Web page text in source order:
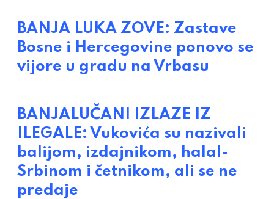
BANJA LUKA ZOVE: Zastave
Bosne i Hercegovine ponovo se
vijore u gradu na Vrbasu
BANJALUČANI IZLAZE IZ
ILEGALE: Vukovića su nazivali
balijom, izdajnikom, halal-
Srbinom i četnikom, ali se ne
predaje